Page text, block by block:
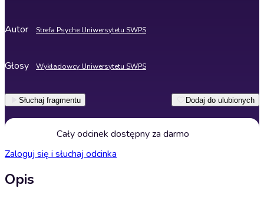
Autor Strefa Psyche Uniwersytetu SWPS
Głosy Wykładowcy Uniwersytetu SWPS
Słuchaj fragmentu Dodaj do ulubionych
Cały odcinek dostępny za darmo
Zaloguj się i słuchaj odcinka
Opis